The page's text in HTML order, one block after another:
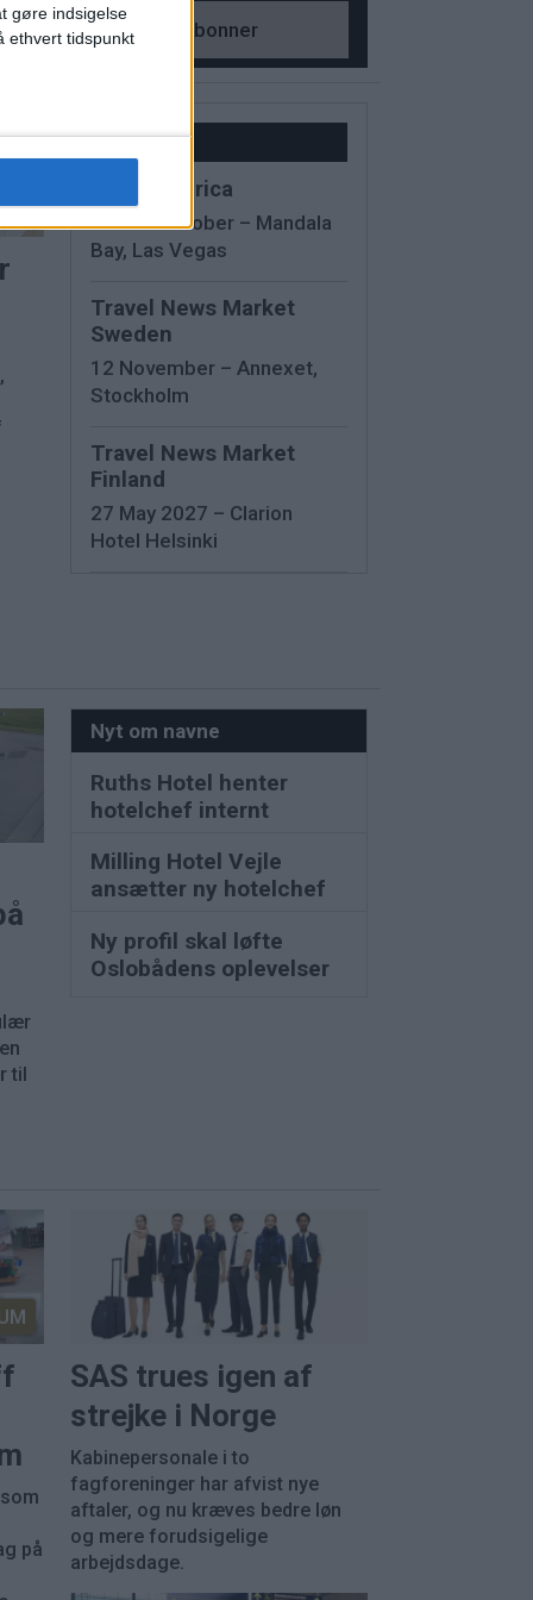
gøre indsigelse
ethvert tidspunkt
Kalender
IMEX America
13 - 15 October – Mandala
Bay, Las Vegas
Travel News Market
Sweden
12 November – Annexet,
Stockholm
Travel News Market
Finland
27 May 2027 – Clarion
Hotel Helsinki
til
Nyt om navne
Ruths Hotel henter
hotelchef internt
Milling Hotel Vejle
ansætter ny hotelchef
Ny profil skal løfte
Oslobådens oplevelser
på
SAS trues igen af
strejke i Norge
Kabinepersonale i to
fagforeninger har afvist nye
aftaler, og nu kræves bedre løn
og mere forudsigelige
arbejdsdage.